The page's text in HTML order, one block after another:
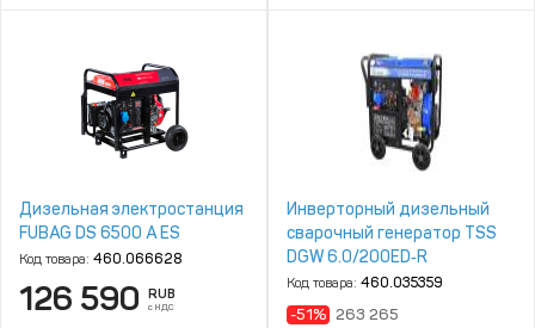
Дизельная электростанция
FUBAG DS 6500 A ES
Код товара: 460.066628
126 590 RUB
с НДС
Инверторный дизельный
сварочный генератор TSS
DGW 6.0/200ED‑R
Код товара: 460.035359
-51% 263 265